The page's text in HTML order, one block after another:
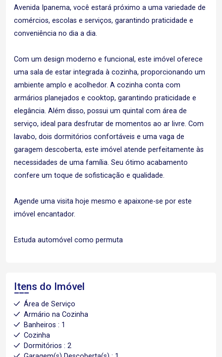
Avenida Ipanema, você estará próximo a uma variedade de
comércios, escolas e serviços, garantindo praticidade e
conveniência no dia a dia.
Com um design moderno e funcional, este imóvel oferece
uma sala de estar integrada à cozinha, proporcionando um
ambiente amplo e acolhedor. A cozinha conta com
armários planejados e cooktop, garantindo praticidade e
elegância. Além disso, possui um quintal com área de
serviço, ideal para desfrutar de momentos ao ar livre. Com
lavabo, dois dormitórios confortáveis e uma vaga de
garagem descoberta, este imóvel atende perfeitamente às
necessidades de uma família. Seu ótimo acabamento
confere um toque de sofisticação e qualidade.
Agende uma visita hoje mesmo e apaixone-se por este
imóvel encantador.
Estuda automóvel como permuta
Itens do Imóvel
Área de Serviço
Armário na Cozinha
Banheiros : 1
Cozinha
Dormitórios : 2